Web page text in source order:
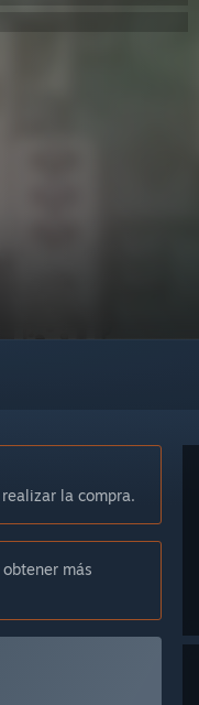
la compra.
obtener más